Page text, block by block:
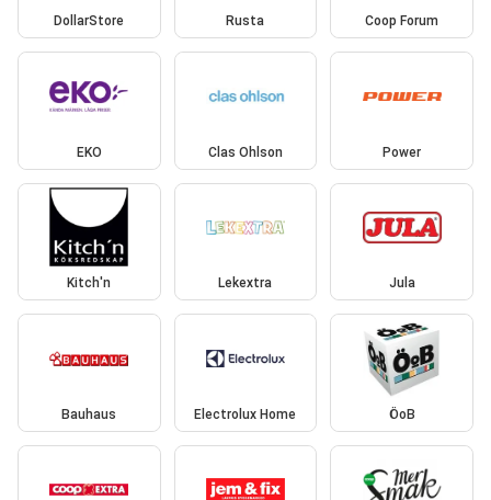
DollarStore Rusta Coop Forum
EKO Clas Ohlson Power
Kitch'n Lekextra Jula
Bauhaus Electrolux Home ÖoB